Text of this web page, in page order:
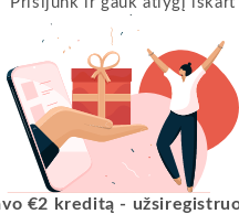
standartą.
Klientų atsiliepimai
€2 kreditą -